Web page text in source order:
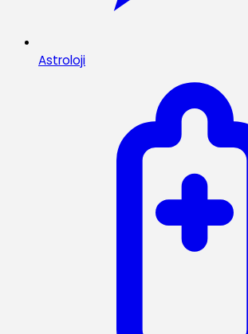
Astroloji